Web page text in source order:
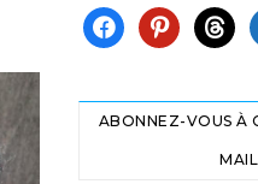
facebookpinterest
ABONNEZ-VOUS À